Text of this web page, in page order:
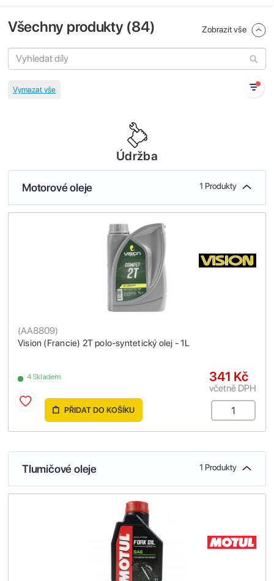
Všechny produkty (84) Zobrazit vše
Údržba
Motorové oleje 1 Produkty
Vision (Francie) 2T polo-syntetický olej - 1L
(AA8809)
4 Skladem 341 Kč
včetně DPH
PŘIDAT DO KOŠÍKU
Tlumičové oleje 1 Produkty